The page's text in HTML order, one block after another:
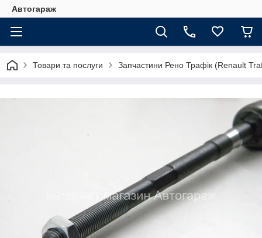
Автогараж
Товари та послуги Запчастини Рено Трафік (Renault